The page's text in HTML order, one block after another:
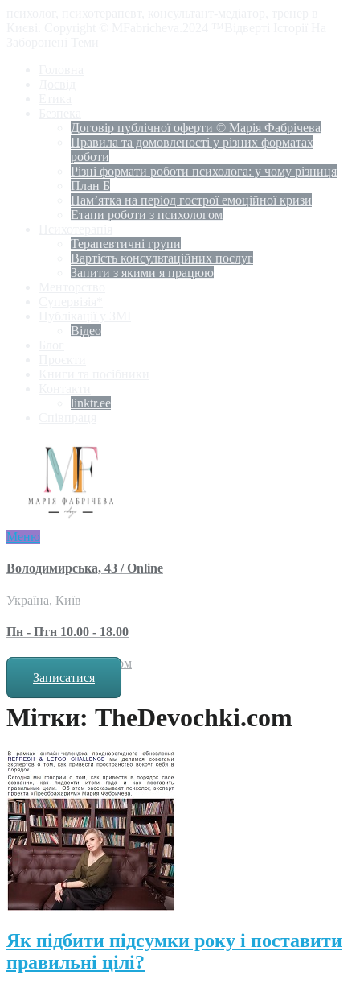
Договір публічної оферти © Марія Фабрічева
Правила та домовленості у різних форматах
роботи
Різні формати роботи психолога: у чому різниця
План Б
Пам’ятка на період гострої емоційної кризи
Етапи роботи з психологом
Терапевтичні групи
Вартість консультаційних послуг
Запити з якими я працюю
Відео
linktr.ee
Меню
Володимирська, 43 / Online
Україна, Київ
Пн - Птн 10.00 - 18.00
за попереднім записом
Записатися
Мітки: TheDevochki.com
Як підбити підсумки року і поставити
правильні цілі?